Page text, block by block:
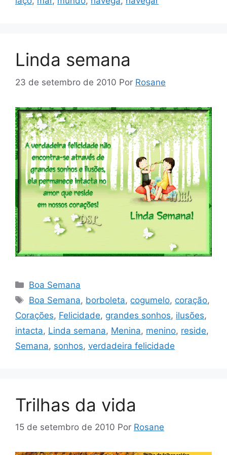
Linda semana
23 de setembro de 2010 Por Rosane
Categorias
Boa Semana
Tags
Boa Semana, borboleta, cogumelo, coração,
Corações, Felicidade, grandes sonhos, ilusões,
intacta, Linda semana, Menina, menino, reside,
Semana, sonhos, verdadeira felicidade
Trilhas da vida
15 de setembro de 2010 Por Rosane